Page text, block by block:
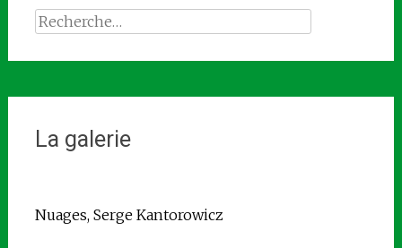
Rechercher :
La galerie
Nuages, Serge Kantorowicz